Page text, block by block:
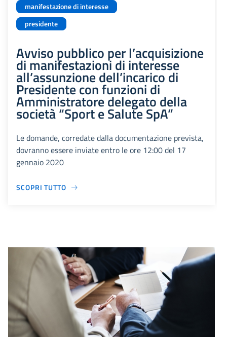
manifestazione di interesse
presidente
Avviso pubblico per l’acquisizione
di manifestazioni di interesse
all’assunzione dell’incarico di
Presidente con funzioni di
Amministratore delegato della
società “Sport e Salute SpA”
Le domande, corredate dalla documentazione prevista,
dovranno essere inviate entro le ore 12:00 del 17
gennaio 2020
SCOPRI TUTTO